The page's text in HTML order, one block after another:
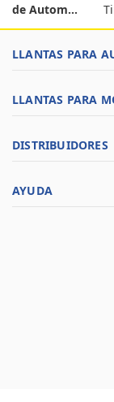
de Autom...
LLANTAS PARA
LLANTAS PARA
DISTRIBUIDORES
AYUDA